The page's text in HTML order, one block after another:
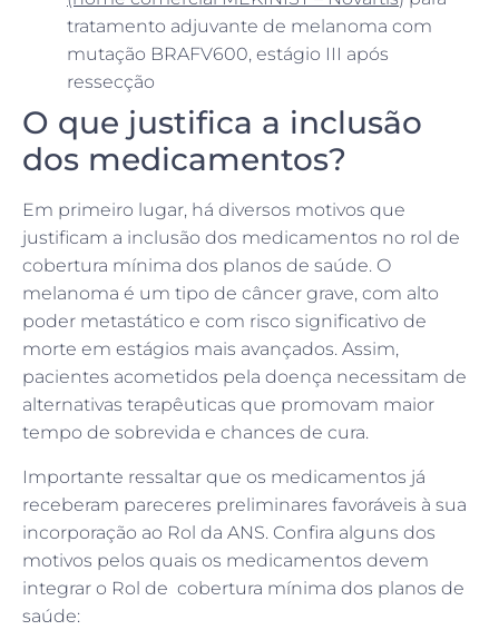
tratamento adjuvante de melanoma com
mutação BRAFV600, estágio III após
ressecção
O que justifica a inclusão
dos medicamentos?
Em primeiro lugar, há diversos motivos que
justificam a inclusão dos medicamentos no rol de
cobertura mínima dos planos de saúde. O
melanoma é um tipo de câncer grave, com alto
poder metastático e com risco significativo de
morte em estágios mais avançados. Assim,
pacientes acometidos pela doença necessitam de
alternativas terapêuticas que promovam maior
tempo de sobrevida e chances de cura.
Importante ressaltar que os medicamentos já
receberam pareceres preliminares favoráveis à sua
incorporação ao Rol da ANS. Confira alguns dos
motivos pelos quais os medicamentos devem
integrar o Rol de cobertura mínima dos planos de
saúde: